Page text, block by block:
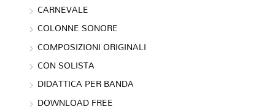
CARNEVALE
COLONNE SONORE
COMPOSIZIONI ORIGINALI
CON SOLISTA
DIDATTICA PER BANDA
DOWNLOAD FREE